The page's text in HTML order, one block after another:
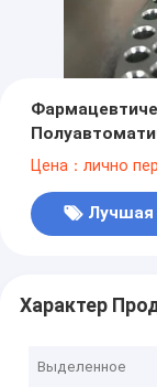
капсул
Цена：лично
Лучшая
Характер
Выделенное